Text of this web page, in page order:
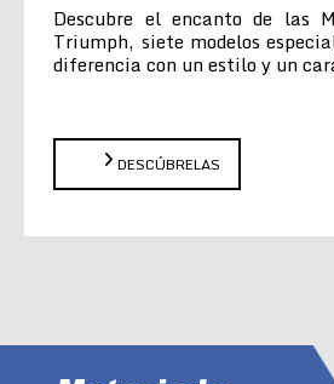
Descubre el encanto de las
Triumph, siete modelos
diferencia con un estilo y un
DESCÚBRELAS